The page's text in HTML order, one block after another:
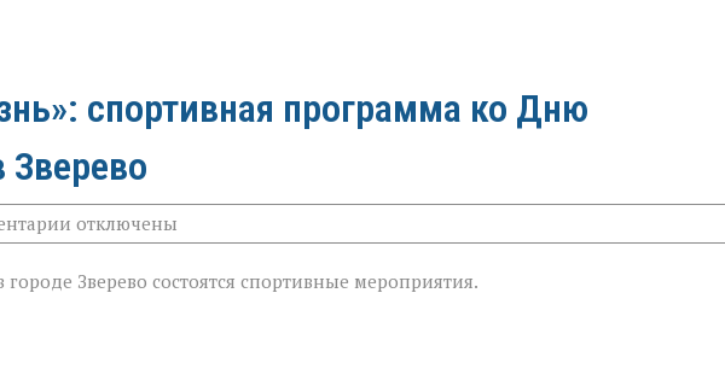
спортивная программа ко Дню
Зверево
к
записи
спортивная
отключены
Зверево состоятся спортивные мероприятия.